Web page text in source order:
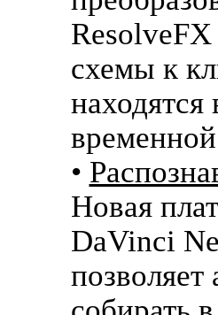
схемы к
находятся
•
Новая
DaVinci
позволяет